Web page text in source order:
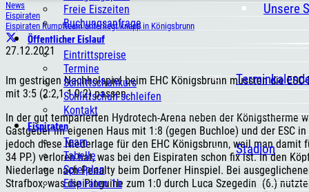
Unsere
Stadion
Freie Eiszeiten
Buchungsanfrage
Öffentlicher Eislauf
Eintrittspreise
Termine
Schlittschuhkurs
Schlittschuh schleifen
Kontakt
Eispiraten
Team
Tabelle
Spielplan
Eispiraten 1b
News
Eispiraten
Eispiraten Rumpfteam unterliegt knapp in Königsbrunn
27.12.2021
Im gestrigen Nachholspiel beim EHC Königsbrunn mussten die
mit 3:5 (2:2,1.1,0:2) passen.
In der gut temparierten Hydrotech-Arena neben der Königstherme
Gastgeber im eigenen Haus mit 1:8 (gegen Buchloe) und der ESC
jedoch diese Niederlage für den EHC Königsbrunn, weil man
34 PP.) verloren hat, was bei den Eispiraten schon fix ist. In den
Niederlage nach Penalty beim Dorfener Hinspiel. Bei
Strafbox, was die Pinguine zum 1:0 durch Luca Szegedin (6.)